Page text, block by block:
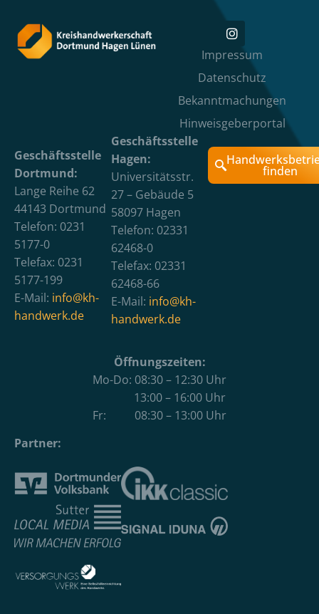
Impressum
Datenschutz
Bekanntmachungen
Hinweisgeberportal
Geschäftsstelle
Dortmund:
Lange Reihe 62
44143 Dortmund
Telefon: 0231
5177-0
Telefax: 0231
5177-199
E-Mail: info@kh-
handwerk.de
Geschäftsstelle
Hagen:
Universitätsstr.
27 – Gebäude 5
58097 Hagen
Telefon: 02331
62468-0
Telefax: 02331
62468-66
E-Mail: info@kh-
handwerk.de
finden
Öffnungszeiten:
Mo-Do: 08:30 – 12:30 Uhr
13:00 – 16:00 Uhr
Fr: 08:30 – 13:00 Uhr
Partner: